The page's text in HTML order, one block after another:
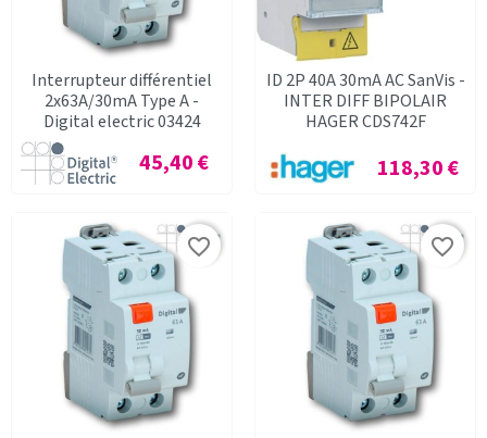
Interrupteur différentiel
2x63A/30mA Type A -
Digital electric 03424
Prix
45,40 €
ID 2P 40A 30mA AC SanVis -
INTER DIFF BIPOLAIR
HAGER CDS742F
Prix
118,30 €
favorite_border favorite_border